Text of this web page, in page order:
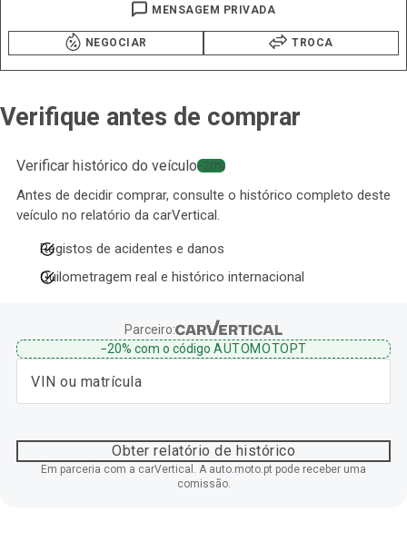
MENSAGEM PRIVADA
NEGOCIAR TROCA
Verifique antes de comprar
Verificar histórico do veículo−20%
Antes de decidir comprar, consulte o histórico completo deste
veículo no relatório da carVertical.
Registos de acidentes e danos
Quilometragem real e histórico internacional
Parceiro:
−20%com o código AUTOMOTOPT
Obter relatório de histórico
Em parceria com a carVertical. A auto.moto.pt pode receber uma
comissão.